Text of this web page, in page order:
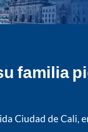
familia
Ciudad de Cali,